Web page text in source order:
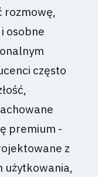
rozmowę,
osobne
często
premium -
z
użytkowania,